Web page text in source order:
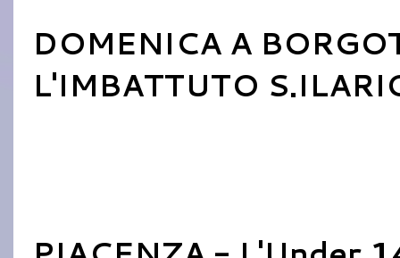
DOMENICA A
L'IMBATTUTO